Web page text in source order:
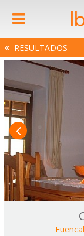
RESULTADOS